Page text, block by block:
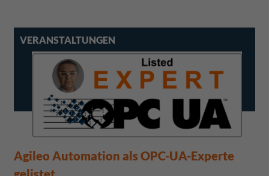
VERANSTALTUNGEN
Agileo Automation als OPC-UA-Experte